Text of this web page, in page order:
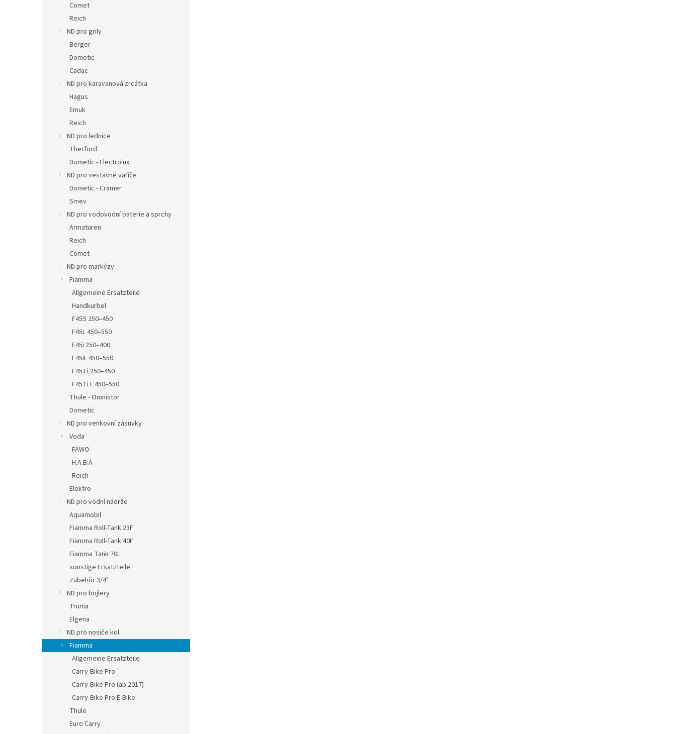
Comet
Reich
ND pro grily
Berger
Dometic
Cadac
ND pro karavanová zrcátka
Hagus
Emuk
Reich
ND pro lednice
Thetford
Dometic - Electrolux
ND pro vestavné vařiče
Dometic - Cramer
Smev
ND pro vodovodní baterie a sprchy
Armaturen
Reich
Comet
ND pro markýzy
Fiamma
Allgemeine Ersatzteile
Handkurbel
F45S 250–450
F45L 450–550
F45i 250–400
F45iL 450–550
F45Ti 250–450
F45Ti L 450–550
Thule - Omnistor
Dometic
ND pro venkovní zásuvky
Voda
FAWO
H.A.B.A
Reich
Elektro
ND pro vodní nádrže
Aquamobil
Fiamma Roll-Tank 23F
Fiamma Roll-Tank 40F
Fiamma Tank 70L
sonstige Ersatzteile
Zubehör 3/4"
ND pro bojlery
Truma
Elgena
ND pro nosiče kol
Fiamma
Allgemeine Ersatzteile
Carry-Bike Pro
Carry-Bike Pro (ab 2017)
Carry-Bike Pro E-Bike
Thule
Euro Carry